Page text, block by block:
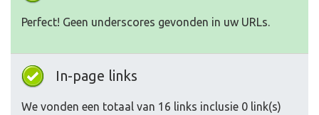
Perfect! Geen underscores gevonden in uw URLs.
In-page links
We vonden een totaal van 16 links inclusie 0 link(s)